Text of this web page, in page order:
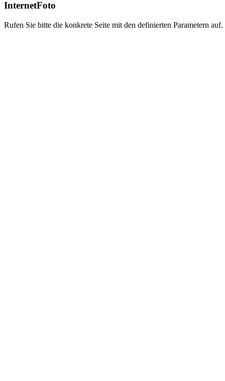
InternetFoto
Rufen Sie bitte die konkrete Seite mit den definierten Parametern auf.